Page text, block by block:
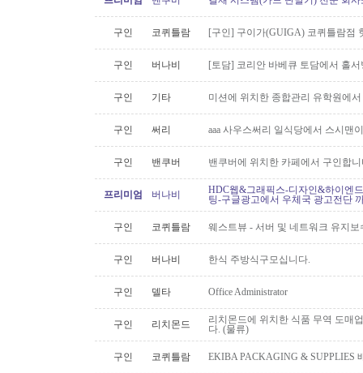
구인 코퀴틀람 [구인] 구이가(GUIGA) 코퀴틀람점
구인 버나비 [토담] 코리안 바베큐 토담에서 홀
구인 기타 미션에 위치한 종합관리 유학원에
구인 써리 aaa 사우스써리 일식당에서 스시맨
구인 밴쿠버 밴쿠버에 위치한 카페에서 구인합
프리미엄 버나비
HDC웹&그래픽스-디자인&하이엔
팅-구글광고에서 우체국 광고전단
구인 코퀴틀람 웨스트뷰 - 서버 및 네트워크 유지보
구인 버나비 한식 주방식구모십니다.
구인 델타 Office Administrator
구인 리치몬드
리치몬드에 위치한 식품 무역 도매
다. (물류)
구인 코퀴틀람 EKIBA PACKAGING & SUPPLIES